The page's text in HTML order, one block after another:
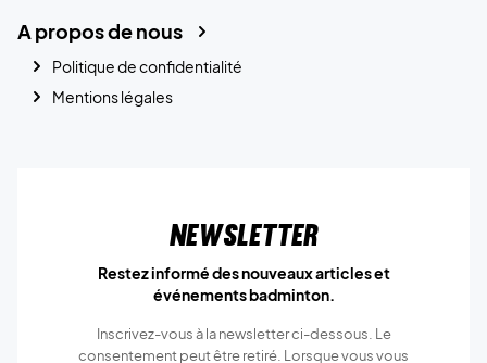
A propos de nous
Politique de confidentialité
Mentions légales
Newsletter
Restez informé des nouveaux articles et
événements badminton.
Inscrivez-vous à la newsletter ci-dessous. Le
consentement peut être retiré. Lorsque vous vous